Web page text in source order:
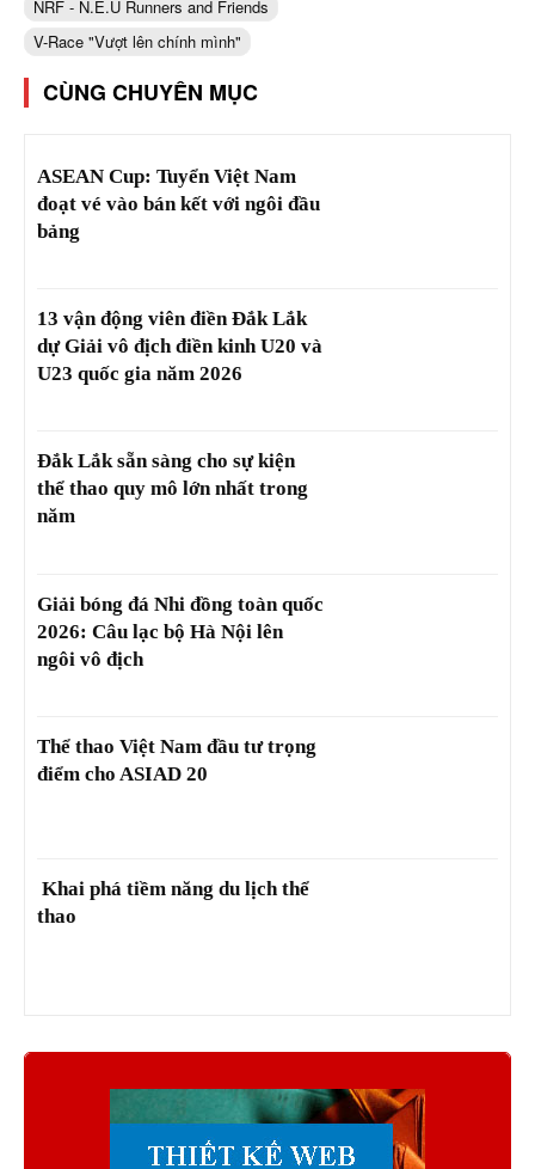
NRF - N.E.U Runners and Friends
V-Race "Vượt lên chính mình"
CÙNG CHUYÊN MỤC
ASEAN Cup: Tuyển Việt Nam
đoạt vé vào bán kết với ngôi đầu
bảng
13 vận động viên điền Đắk Lắk
dự Giải vô địch điền kinh U20 và
U23 quốc gia năm 2026
Đắk Lắk sẵn sàng cho sự kiện
thể thao quy mô lớn nhất trong
năm
Giải bóng đá Nhi đồng toàn quốc
2026: Câu lạc bộ Hà Nội lên
ngôi vô địch
Thể thao Việt Nam đầu tư trọng
điểm cho ASIAD 20
Khai phá tiềm năng du lịch thể
thao